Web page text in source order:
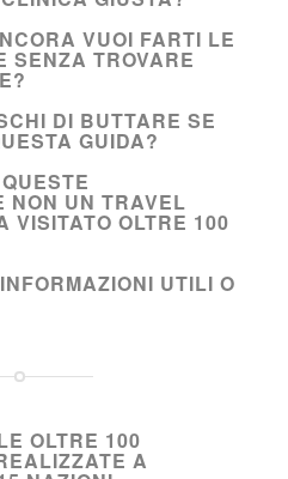
VUOI FARTI LE
SENZA TROVARE
DI BUTTARE SE
GUIDA?
NON UN TRAVEL
VISITATO OLTRE 100
UTILI O
OLTRE 100
A